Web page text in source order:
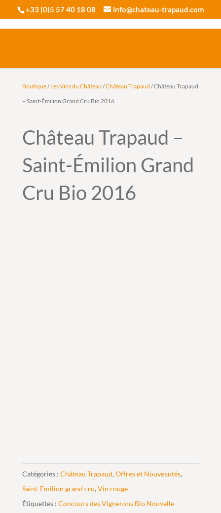
+33 (0)5 57 40 18 08 info@chateau-trapaud.com
Boutique/Les Vins du Château /Château Trapaud / Château Trapaud
– Saint-Émilion Grand Cru Bio 2016
Château Trapaud –
Saint-Émilion Grand
Cru Bio 2016
Catégories : Château Trapaud, Offres et Nouveautés,
Saint-Emilion grand cru, Vin rouge
Étiquettes : Concours des Vignerons Bio Nouvelle